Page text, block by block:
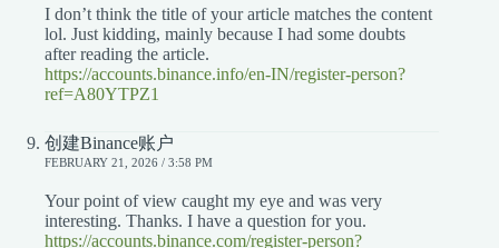
I don’t think the title of your article matches the content
lol. Just kidding, mainly because I had some doubts
after reading the article.
https://accounts.binance.info/en-IN/register-person?
ref=A80YTPZ1
创建Binance账户
FEBRUARY 21, 2026 / 3:58 PM
Your point of view caught my eye and was very
interesting. Thanks. I have a question for you.
https://accounts.binance.com/register-person?